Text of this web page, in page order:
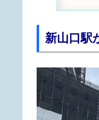
新山口駅